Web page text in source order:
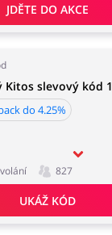
JDĚTE DO AKCE
Kitos slevový kód
do 4.25%
827
UKÁŽ KÓD